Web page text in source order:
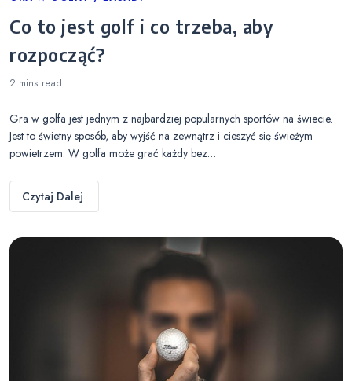
Co to jest golf i co trzeba, aby
rozpocząć?
2 mins read
Gra w golfa jest jednym z najbardziej popularnych sportów na świecie.
Jest to świetny sposób, aby wyjść na zewnątrz i cieszyć się świeżym
powietrzem. W golfa może grać każdy bez…
Czytaj Dalej